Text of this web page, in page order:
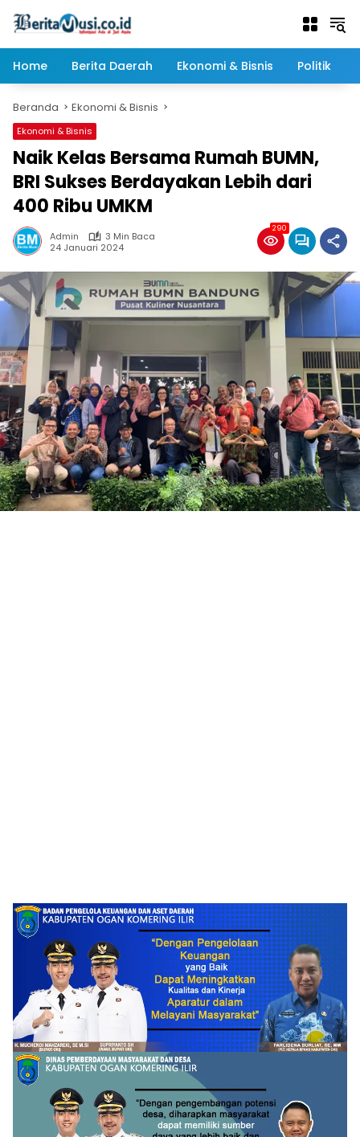
Home
Berita Daerah Ekonomi & Bisnis Politik
Beranda Ekonomi & Bisnis
Ekonomi & Bisnis
Naik Kelas Bersama Rumah BUMN,
BRI Sukses Berdayakan Lebih dari
400 Ribu UMKM
Admin
3 Min Baca
24 Januari 2024
290